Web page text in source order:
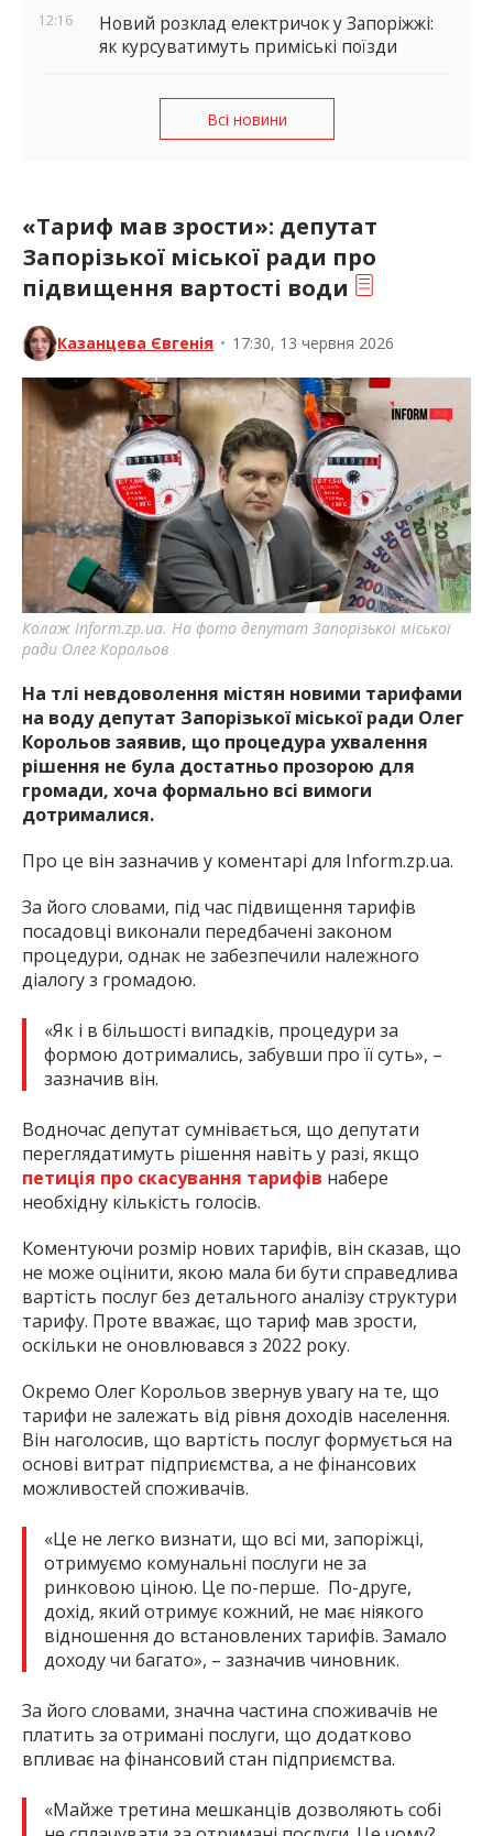
12:16
Новий розклад електричок у Запоріжжі:
як курсуватимуть приміські поїзди
Всі новини
«Тариф мав зрости»: депутат
Запорізької міської ради про
підвищення вартості води
Казанцева Євгенія • 17:30, 13 червня 2026
Колаж Inform.zp.ua. На фото депутат Запорізької міської
ради Олег Корольов
На тлі невдоволення містян новими тарифами
на воду депутат Запорізької міської ради Олег
Корольов заявив, що процедура ухвалення
рішення не була достатньо прозорою для
громади, хоча формально всі вимоги
дотрималися.
Про це він зазначив у коментарі для Inform.zp.ua.
За його словами, під час підвищення тарифів
посадовці виконали передбачені законом
процедури, однак не забезпечили належного
діалогу з громадою.
«Як і в більшості випадків, процедури за
формою дотримались, забувши про її суть», –
зазначив він.
Водночас депутат сумнівається, що депутати
переглядатимуть рішення навіть у разі, якщо
петиція про скасування тарифів набере
необхідну кількість голосів.
Коментуючи розмір нових тарифів, він сказав, що
не може оцінити, якою мала би бути справедлива
вартість послуг без детального аналізу структури
тарифу. Проте вважає, що тариф мав зрости,
оскільки не оновлювався з 2022 року.
Окремо Олег Корольов звернув увагу на те, що
тарифи не залежать від рівня доходів населення.
Він наголосив, що вартість послуг формується на
основі витрат підприємства, а не фінансових
можливостей споживачів.
«Це не легко визнати, що всі ми, запоріжці,
отримуємо комунальні послуги не за
ринковою ціною. Це по-перше. По-друге,
дохід, який отримує кожний, не має ніякого
відношення до встановлених тарифів. Замало
доходу чи багато», – зазначив чиновник.
За його словами, значна частина споживачів не
платить за отримані послуги, що додатково
впливає на фінансовий стан підприємства.
«Майже третина мешканців дозволяють собі